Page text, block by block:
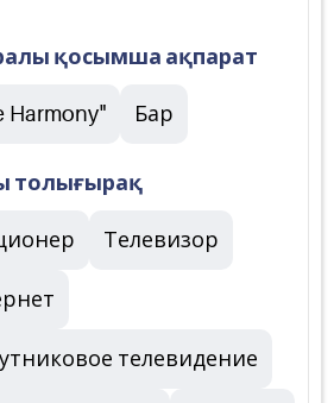
қосымша ақпарат
Harmony" Бар
толығырақ
Телевизор
телевидение